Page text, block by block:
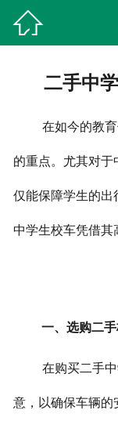

二手中
在如今的教
的重点。尤其对于
仅能保障学生的出
中学生校车凭借其
一、选购二
在购买二手
意，以确保车辆的